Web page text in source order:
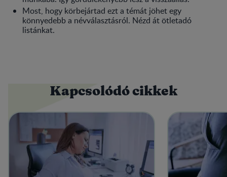
Most, hogy körbejártad ezt a témát jöhet egy
könnyedebb a névválasztásról. Nézd át ötletadó
listánkat.
Kapcsolódó cikkek